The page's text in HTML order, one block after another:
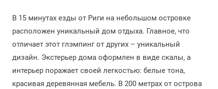
В 15 минутах езды от Риги на небольшом островке
расположен уникальный дом отдыха. Главное, что
отличает этот глэмпинг от других – уникальный
дизайн. Экстерьер дома оформлен в виде скалы, а
интерьер поражает своей легкостью: белые тона,
красивая деревянная мебель. В 200 метрах от острова